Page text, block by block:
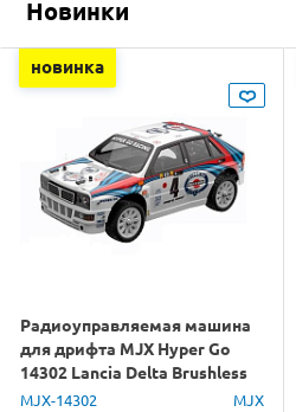
Новинки
новинка
Радиоуправляемая машина
для дрифта MJX Hyper Go
14302 Lancia Delta Brushless
4WD 2.4G LED 1/14 RTR
MJX-14302 MJX